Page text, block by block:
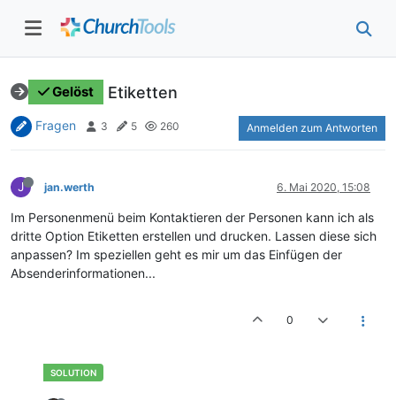
Gelöst Etiketten
Fragen 3 5 260 Anmelden zum Antworten
J jan.werth 6. Mai 2020, 15:08
Im Personenmenü beim Kontaktieren der Personen kann ich als
dritte Option Etiketten erstellen und drucken. Lassen diese sich
anpassen? Im speziellen geht es mir um das Einfügen der
Absenderinformationen...
0